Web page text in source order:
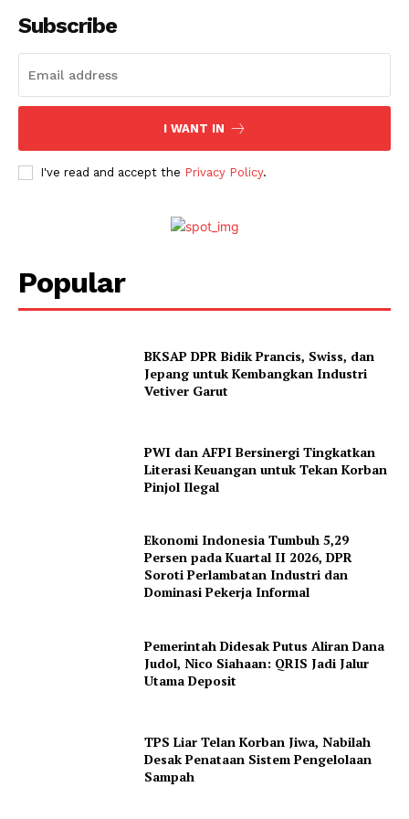
News Week
Magazine PRO
Subscribe
I WANT IN
I've read and accept the Privacy Policy.
Popular
BKSAP DPR Bidik Prancis, Swiss, dan
Jepang untuk Kembangkan Industri
Vetiver Garut
PWI dan AFPI Bersinergi Tingkatkan
Literasi Keuangan untuk Tekan Korban
Pinjol Ilegal
Ekonomi Indonesia Tumbuh 5,29
Persen pada Kuartal II 2026, DPR
Soroti Perlambatan Industri dan
Dominasi Pekerja Informal
Pemerintah Didesak Putus Aliran Dana
Judol, Nico Siahaan: QRIS Jadi Jalur
Utama Deposit
TPS Liar Telan Korban Jiwa, Nabilah
Desak Penataan Sistem Pengelolaan
Sampah